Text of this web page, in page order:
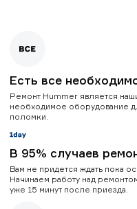
Есть все
Ремонт Hummer является
необходимое оборудование
поломки.
В 95% случаев
Вам не придется ждать пока
Начинаем работу над
уже 15 минут после приезда.